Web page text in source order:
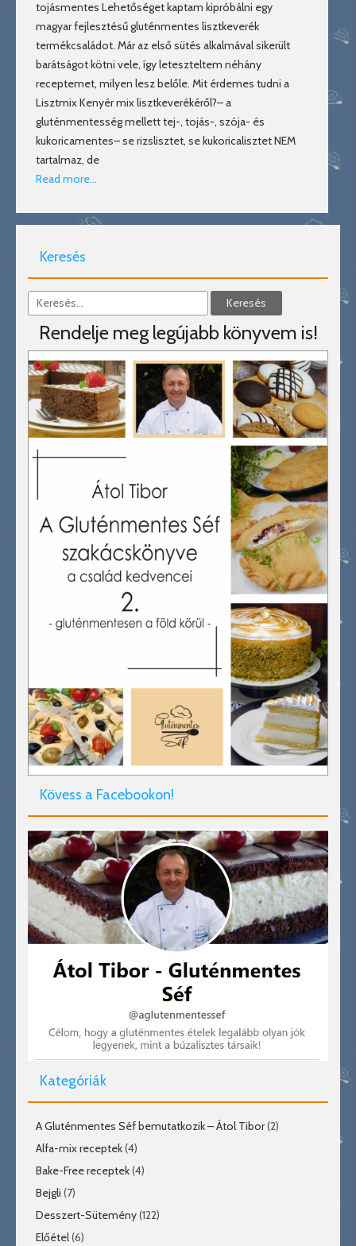
tojásmentes Lehetőséget kaptam kipróbálni egy
magyar fejlesztésű gluténmentes lisztkeverék
termékcsaládot. Már az első sütés alkalmával sikerült
barátságot kötni vele, így leteszteltem néhány
receptemet, milyen lesz belőle. Mit érdemes tudni a
Lisztmix Kenyér mix lisztkeverékéről?– a
gluténmentesség mellett tej-, tojás-, szója- és
kukoricamentes– se rizslisztet, se kukoricalisztet NEM
tartalmaz, de
Read more…
Keresés
Rendelje meg legújabb könyvem is!
Kövess a Facebookon!
Kategóriák
A Gluténmentes Séf bemutatkozik – Átol Tibor(2)
Alfa-mix receptek(4)
Bake-Free receptek(4)
Bejgli (7)
Desszert-Sütemény(122)
Előétel(6)